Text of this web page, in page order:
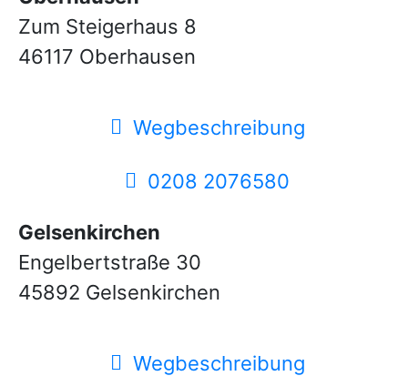
Zum Steigerhaus 8
46117 Oberhausen
Wegbeschreibung
0208 2076580
Gelsenkirchen
Engelbertstraße 30
45892 Gelsenkirchen
Wegbeschreibung